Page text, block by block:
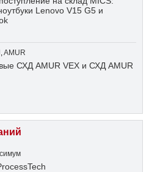
Lenovo V15 G5 и
AMUR
СХД AMUR VEX и СХД AMUR